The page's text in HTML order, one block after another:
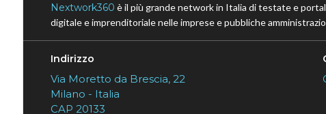
Nextwork360 è il più grande network in Italia di testate e
digitale e imprenditoriale nelle imprese e pubbliche
Indirizzo
Via Moretto da Brescia, 22
Milano - Italia
CAP 20133